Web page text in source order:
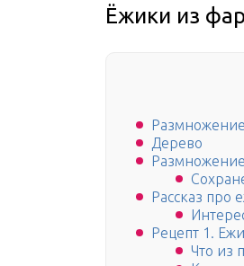
Ёжики из
Дерево
Размножение
Рассказ про
Рецепт 1.
Что из